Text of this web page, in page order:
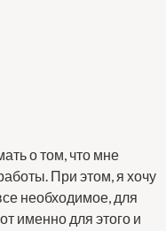
о том, что мне
При этом, я хочу
необходимое, для
именно для этого и